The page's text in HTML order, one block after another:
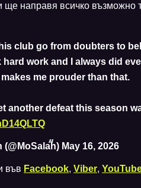
направя всичко възможно
club go from doubters to
work and I always did
me prouder than that.
another defeat this season
May 16, 2026
във Facebook, Viber,